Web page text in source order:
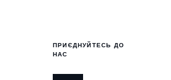
ПРИЄДНУЙТЕСЬ ДО
НАС